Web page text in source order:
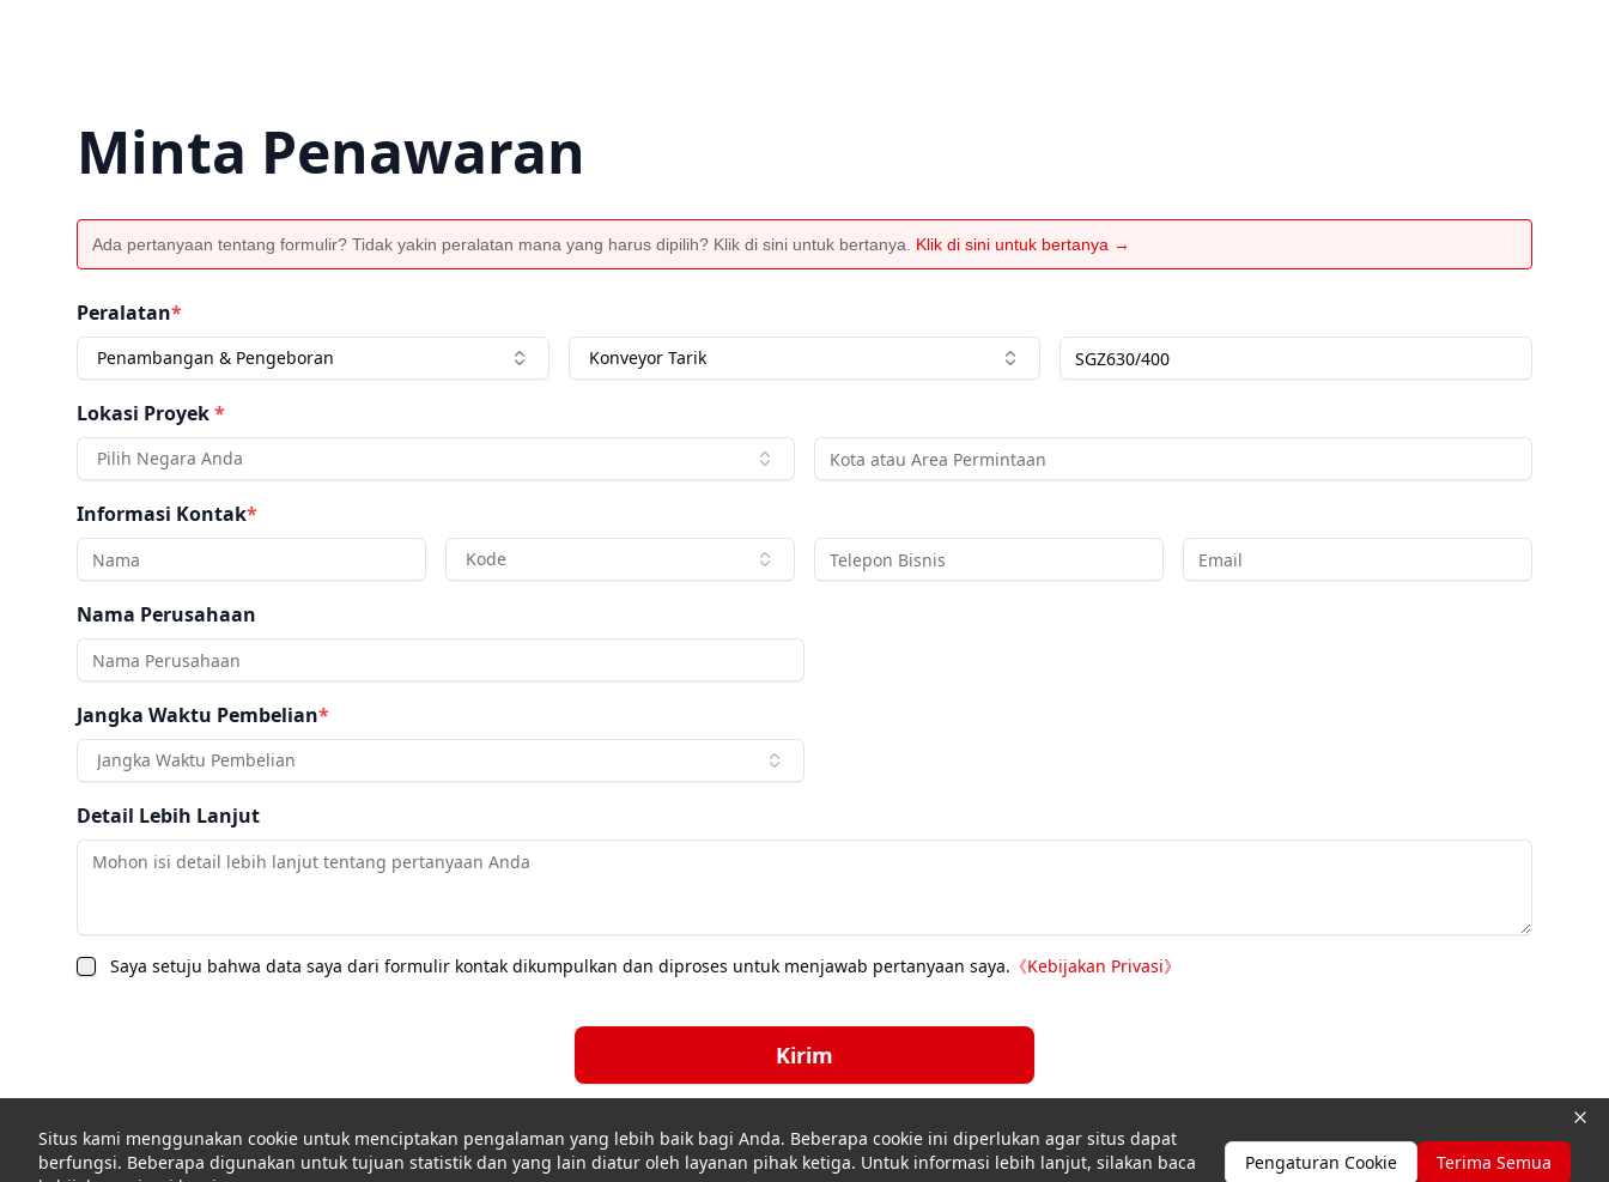
Minta Penawaran
Ada pertanyaan tentang formulir? Tidak yakin peralatan mana yang harus dipilih? Klik di sini untuk bertanya. Klik di sini untuk bertanya →
Peralatan*
Penambangan & Pengeboran Konveyor Tarik
Lokasi Proyek*
Pilih Negara Anda
Informasi Kontak*
Kode
Nama Perusahaan
Jangka Waktu Pembelian*
Jangka Waktu Pembelian
Detail Lebih Lanjut
Saya setuju bahwa data saya dari formulir kontak dikumpulkan dan diproses untuk menjawab pertanyaan saya. 《Kebijakan Privasi》
Kirim
Situs kami menggunakan cookie untuk menciptakan pengalaman yang lebih baik bagi Anda. Beberapa cookie ini diperlukan agar situs dapat
berfungsi. Beberapa digunakan untuk tujuan statistik dan yang lain diatur oleh layanan pihak ketiga. Untuk informasi lebih lanjut, silakan baca
Pengaturan Cookie Terima Semua